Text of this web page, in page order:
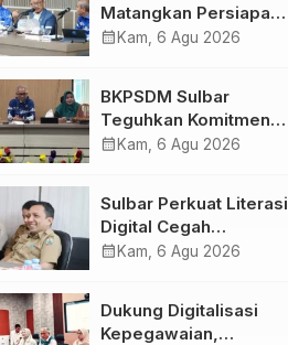
Matangkan Persiapan
HUT Ke-81 RI, Puncak
calendar_month Kam, 6 Agu 2026
BKPSDM Sulbar
Teguhkan Komitmen
Pengembangan
Penandatanganan
Perjanjian Tugas
Belajar 2026
calendar_month Kam, 6 Agu 2026
Sulbar Perkuat Literasi
Digital Cegah
Kejahatan Love
calendar_month Kam, 6 Agu 2026
Dukung Digitalisasi
Kepegawaian,